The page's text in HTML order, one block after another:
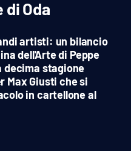
Oda
artisti: un bilancio
dell'Arte di Peppe
decima stagione
Max Giusti che si
in cartellone al